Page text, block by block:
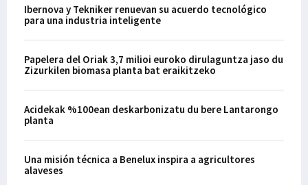
Ibernova y Tekniker renuevan su acuerdo tecnológico
para una industria inteligente
Papelera del Oriak 3,7 milioi euroko dirulaguntza jaso du
Zizurkilen biomasa planta bat eraikitzeko
Acidekak %100ean deskarbonizatu du bere Lantarongo
planta
Una misión técnica a Benelux inspira a agricultores
alaveses